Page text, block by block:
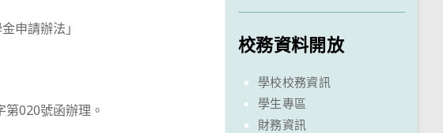
申請辦法」
020號函辦理。
校務資料開放
學校校務資訊
學生專區
財務資訊